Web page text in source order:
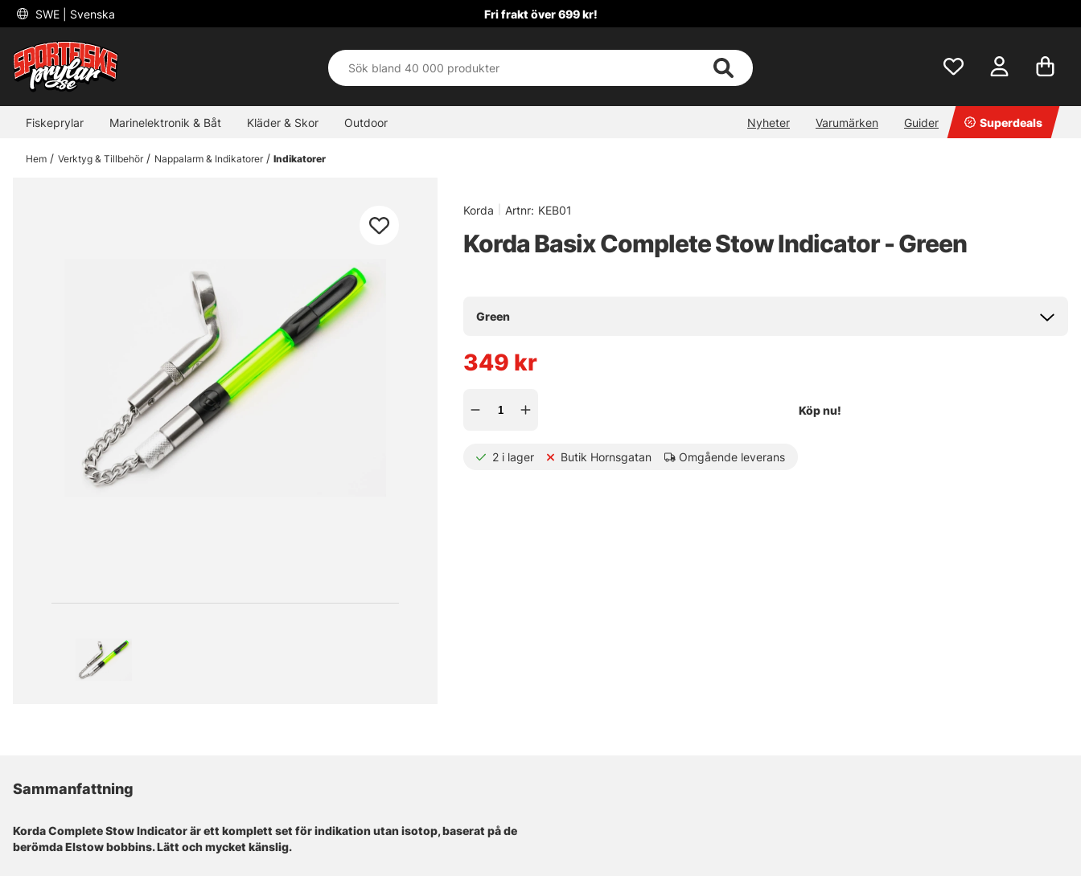
SWE | Svenska Fri frakt över 699 kr!
Fiskeprylar Marinelektronik & Båt Kläder & Skor Outdoor Nyheter Varumärken Guider Superdeals
Hem Verktyg & Tillbehör Nappalarm & Indikatorer Indikatorer
Korda Artnr: KEB01
Korda Basix Complete Stow Indicator - Green
Green
349 kr
Köp nu!
2 i lager Butik Hornsgatan Omgående leverans
Sammanfattning
Korda Complete Stow Indicator är ett komplett set för indikation utan isotop, baserat på de
berömda Elstow bobbins. Lätt och mycket känslig.